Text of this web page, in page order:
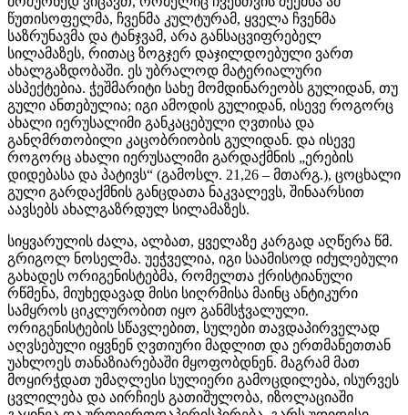
წუთისოფელმა, ჩვენმა კულტურამ, ყველა ჩვენმა
საზრუნავმა და ტანჯვამ, არა განსაცვიფრებელ
სილამაზეს, რითაც ზოგჯერ დაჯილდოებული ვართ
ახალგაზდობაში. ეს უბრალოდ მატერიალური
ასპექტებია. ჭეშმარიტი სახე მომდინარეობს გულიდან, თუ
გული ანთებულია; იგი ამოდის გულიდან, ისევე როგორც
ახალი იერუსალიმი განკაცებული ღვთისა და
განღმრთობილი კაცობრიობის გულიდან. და ისევე
როგორც ახალი იერუსალიმი გარდაქმნის „ერების
დიდებასა და პატივს“ (გამოსლ. 21,26 – მთარგ.), ცოცხალი
გული გარდაქმნის განცდათა ნაკვალევს, შინაარსით
აავსებს ახალგაზრდულ სილამაზეს.
სიყვარულის ძალა, ალბათ, ყველაზე კარგად აღწერა წმ.
გრიგოლ ნოსელმა. უეჭველია, იგი საამისოდ იძულებული
გახადეს ორიგენისტებმა, რომელთა ქრისტიანული
რწმენა, მიუხედავად მისი სიღრმისა მაინც ანტიკური
სამყროს ციკლურობით იყო განმსჭვალული.
ორიგენისტების სწავლებით, სულები თავდაპირველად
აღვსებული იყვნენ ღვთიური მადლით და ერთმანეთთან
უახლოეს თანაზიარებაში მყოფობდნენ. მაგრამ მათ
მოყირჭდათ უმაღლესი სულიერი გამოცდილება, ისურვეს
ცვლილება და აირჩიეს გათიშულობა, იზოლაციაში